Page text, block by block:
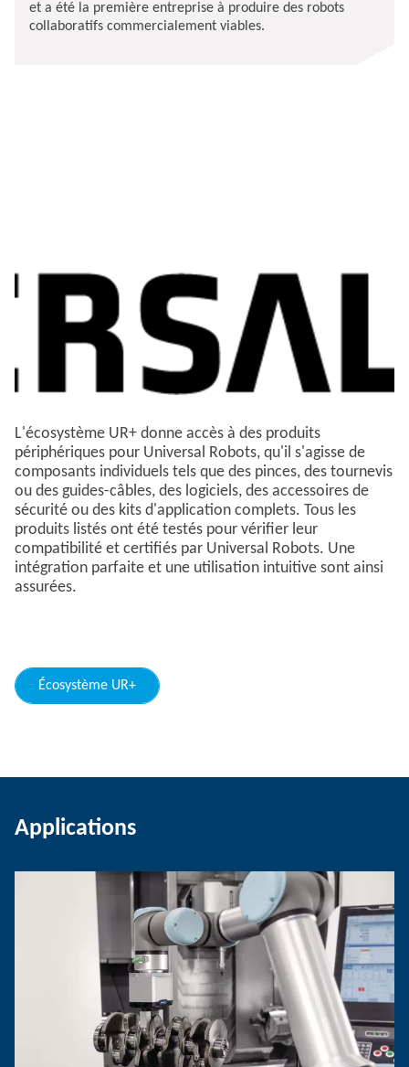
et a été la première entreprise à produire des robots
collaboratifs commercialement viables.
L'écosystème UR+ donne accès à des produits
périphériques pour Universal Robots, qu'il s'agisse de
composants individuels tels que des pinces, des tournevis
ou des guides-câbles, des logiciels, des accessoires de
sécurité ou des kits d'application complets. Tous les
produits listés ont été testés pour vérifier leur
compatibilité et certifiés par Universal Robots. Une
intégration parfaite et une utilisation intuitive sont ainsi
assurées.
Écosystème UR+
Applications